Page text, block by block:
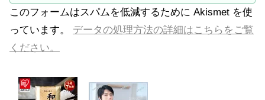
このフォームはスパムを低減するために Akismet を使
っています。 データの処理方法の詳細はこちらをご覧
ください。